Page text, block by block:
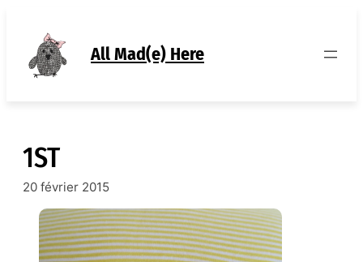
contenu
All Mad(e) Here
1ST
20 février 2015